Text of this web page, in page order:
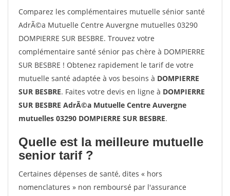
Comparez les complémentaires mutuelle sénior santé
AdrÃ©a Mutuelle Centre Auvergne mutuelles 03290
DOMPIERRE SUR BESBRE. Trouvez votre
complémentaire santé sénior pas chère à DOMPIERRE
SUR BESBRE ! Obtenez rapidement le tarif de votre
mutuelle santé adaptée à vos besoins à DOMPIERRE
SUR BESBRE. Faites votre devis en ligne à DOMPIERRE
SUR BESBRE AdrÃ©a Mutuelle Centre Auvergne
mutuelles 03290 DOMPIERRE SUR BESBRE.
Quelle est la meilleure mutuelle
senior tarif ?
Certaines dépenses de santé, dites « hors
nomenclatures » non remboursé par l'assurance